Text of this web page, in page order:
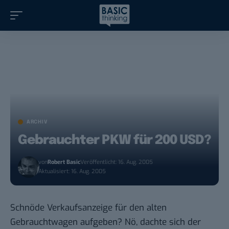
ARCHIV
Gebrauchter PKW für 200 USD?
vonRobert BasicVeröffentlicht: 16. Aug. 2005
Aktualisiert: 16. Aug. 2005
Schnöde Verkaufsanzeige für den alten
Gebrauchtwagen aufgeben? Nö, dachte sich der